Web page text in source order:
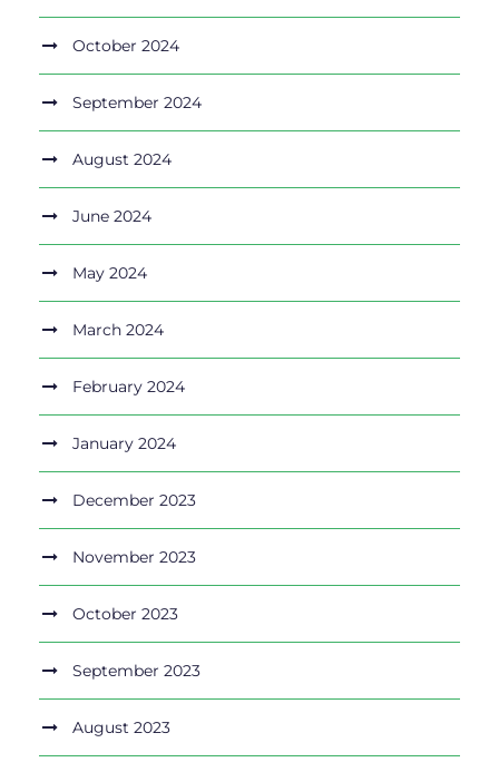
October 2024
September 2024
August 2024
June 2024
May 2024
March 2024
February 2024
January 2024
December 2023
November 2023
October 2023
September 2023
August 2023